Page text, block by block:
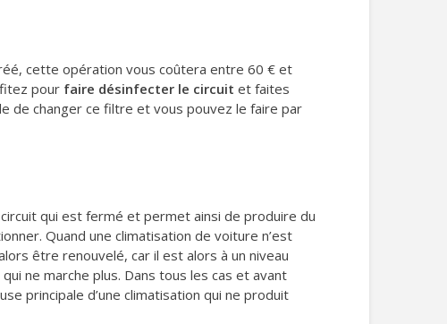
cette opération vous coûtera entre 60 € et
pour faire désinfecter le circuit et faites
de changer ce filtre et vous pouvez le faire par
qui est fermé et permet ainsi de produire du
Quand une climatisation de voiture n’est
être renouvelé, car il est alors à un niveau
ne marche plus. Dans tous les cas et avant
principale d’une climatisation qui ne produit